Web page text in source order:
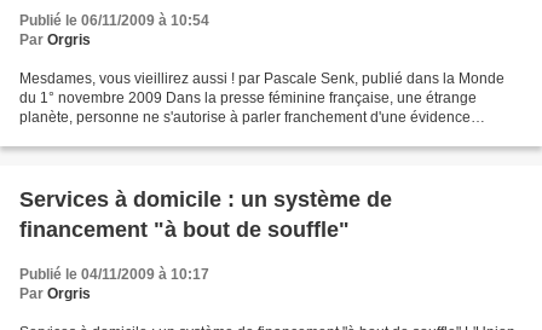
Publié le 06/11/2009 à 10:54
Par Orgris
Mesdames, vous vieillirez aussi ! par Pascale Senk, publié dans la Monde
du 1° novembre 2009 Dans la presse féminine française, une étrange
planète, personne ne s'autorise à parler franchement d'une évidence
Services à domicile : un système de
financement "à bout de souffle"
Publié le 04/11/2009 à 10:17
Par Orgris